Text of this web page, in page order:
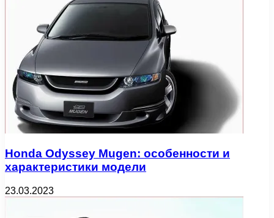
Honda Odyssey Mugen: особенности и
характеристики модели
23.03.2023